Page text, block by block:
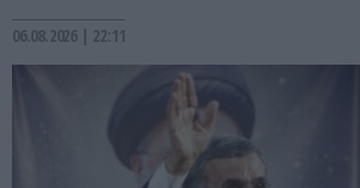
06.08.2026 | 22:11